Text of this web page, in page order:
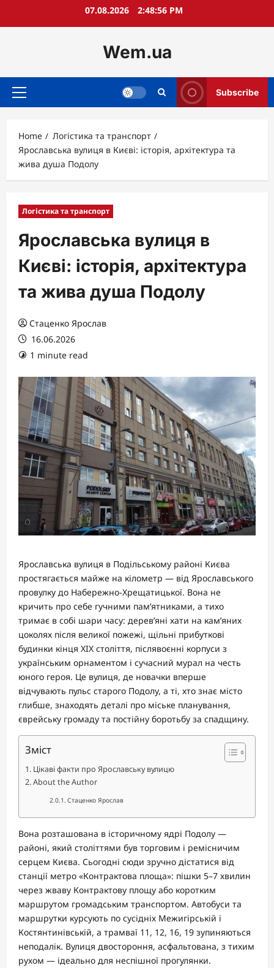
07.08.2026 2:48:58 PM
Wem.ua
Primary
Subscribe
Home
Логістика та транспорт
Ярославська вулиця в Києві: історія, архітектура та
жива душа Подолу
Логістика та транспорт
Ярославська вулиця в
Києві: історія, архітектура
та жива душа Подолу
Стаценко Ярослав
16.06.2026
1 minute read
Ярославська вулиця в Подільському районі Києва
простягається майже на кілометр — від Ярославського
провулку до Набережно-Хрещатицької. Вона не
кричить про себе гучними пам’ятниками, а тихо
тримає в собі шари часу: дерев’яні хати на кам’яних
цоколях після великої пожежі, щільні прибуткові
будинки кінця XIX століття, післявоєнні корпуси з
українським орнаментом і сучасний мурал на честь
юного героя. Це вулиця, де новачки вперше
відчувають пульс старого Подолу, а ті, хто знає місто
глибше, знаходять деталі про міське планування,
єврейську громаду та постійну боротьбу за спадщину.
Зміст
Цікаві факти про Ярославську вулицю
About the Author
Стаценко Ярослав
Вона розташована в історичному ядрі Подолу —
районі, який століттями був торговим і ремісничим
серцем Києва. Сьогодні сюди зручно дістатися від
станції метро «Контрактова площа»: пішки 5–7 хвилин
через жваву Контрактову площу або коротким
маршрутом громадським транспортом. Автобуси та
маршрутки курсують по сусідніх Межигірській і
Костянтинівській, а трамваї 11, 12, 16, 19 зупиняються
неподалік. Вулиця двостороння, асфальтована, з тихим
рухом — ідеально для неспішної прогулянки.